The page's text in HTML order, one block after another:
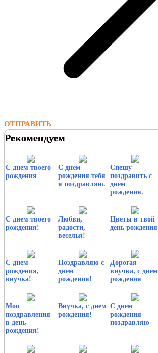
ОТПРАВИТЬ
Рекомендуем
С днем твоего
рождения
С днем
рождения тебя
я поздравляю.
Спешу
поздравить с
днем
рождения.
С днем твоего
рождения!
Любви,
радости,
веселья!
Цветы в твой
день рождения
С днем
рождения,
внучка!
Поздравляю с
днем
рождения!
Дорогая
внучка, с днем
рождения
Мои
поздравления
в день
рождения!
Внучка, с днем
рождения!
С днем
рождения
поздравляю